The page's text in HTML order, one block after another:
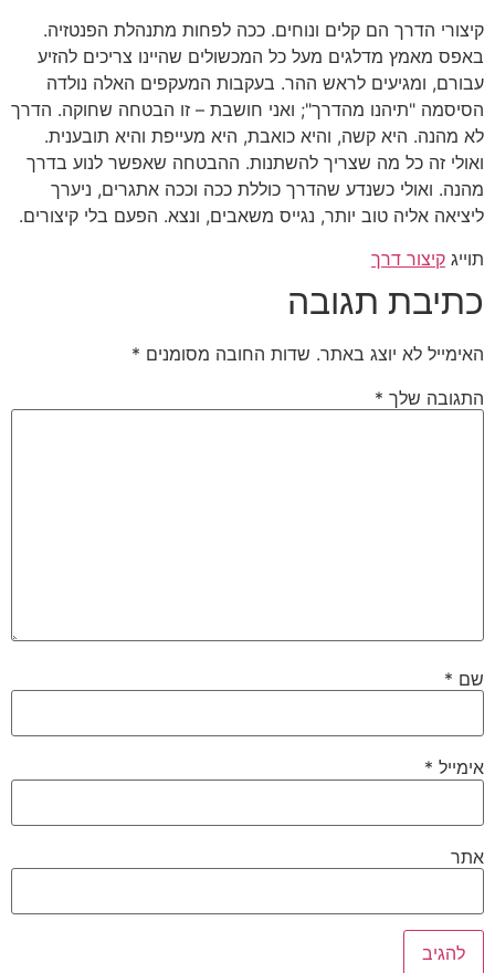
קיצורי הדרך הם קלים ונוחים. ככה לפחות מתנהלת הפנטזיה.
באפס מאמץ מדלגים מעל כל המכשולים שהיינו צריכים להזיע
עבורם, ומגיעים לראש ההר. בעקבות המעקפים האלה נולדה
הסיסמה "תיהנו מהדרך"; ואני חושבת – זו הבטחה שחוקה. הדרך
לא מהנה. היא קשה, והיא כואבת, היא מעייפת והיא תובענית.
ואולי זה כל מה שצריך להשתנות. ההבטחה שאפשר לנוע בדרך
מהנה. ואולי כשנדע שהדרך כוללת ככה וככה אתגרים, ניערך
ליציאה אליה טוב יותר, נגייס משאבים, ונצא. הפעם בלי קיצורים.
תוייג קיצור דרך
כתיבת תגובה
האימייל לא יוצג באתר. שדות החובה מסומנים *
התגובה שלך *
שם *
אימייל *
אתר